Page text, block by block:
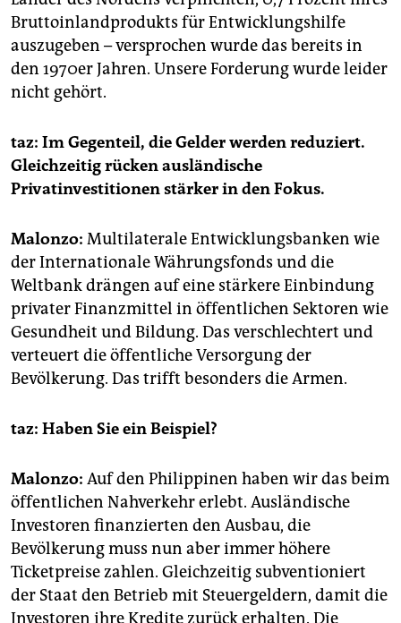
Bruttoinlandprodukts für Entwicklungshilfe
auszugeben – versprochen wurde das bereits in
den 1970er Jahren. Unsere Forderung wurde leider
nicht gehört.
taz: Im Gegenteil, die Gelder werden reduziert.
Gleichzeitig rücken ausländische
Privatinvestitionen stärker in den Fokus.
Malonzo: Multilaterale Entwicklungsbanken wie
der Internationale Währungsfonds und die
Weltbank drängen auf eine stärkere Einbindung
privater Finanzmittel in öffentlichen Sektoren wie
Gesundheit und Bildung. Das verschlechtert und
verteuert die öffentliche Versorgung der
Bevölkerung. Das trifft besonders die Armen.
taz: Haben Sie ein Beispiel?
Malonzo: Auf den Philippinen haben wir das beim
öffentlichen Nahverkehr erlebt. Ausländische
Investoren finanzierten den Ausbau, die
Bevölkerung muss nun aber immer höhere
Ticketpreise zahlen. Gleichzeitig subventioniert
der Staat den Betrieb mit Steuergeldern, damit die
Investoren ihre Kredite zurück erhalten. Die